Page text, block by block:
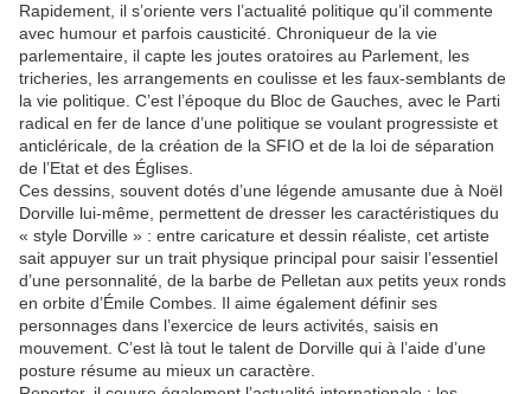
Rapidement, il s’oriente vers l’actualité politique qu’il commente
avec humour et parfois causticité. Chroniqueur de la vie
parlementaire, il capte les joutes oratoires au Parlement, les
tricheries, les arrangements en coulisse et les faux-semblants de
la vie politique. C’est l’époque du Bloc de Gauches, avec le Parti
radical en fer de lance d’une politique se voulant progressiste et
anticléricale, de la création de la SFIO et de la loi de séparation
de l’Etat et des Églises.
Ces dessins, souvent dotés d’une légende amusante due à Noël
Dorville lui-même, permettent de dresser les caractéristiques du
« style Dorville » : entre caricature et dessin réaliste, cet artiste
sait appuyer sur un trait physique principal pour saisir l’essentiel
d’une personnalité, de la barbe de Pelletan aux petits yeux ronds
en orbite d’Émile Combes. Il aime également définir ses
personnages dans l’exercice de leurs activités, saisis en
mouvement. C’est là tout le talent de Dorville qui à l’aide d’une
posture résume au mieux un caractère.